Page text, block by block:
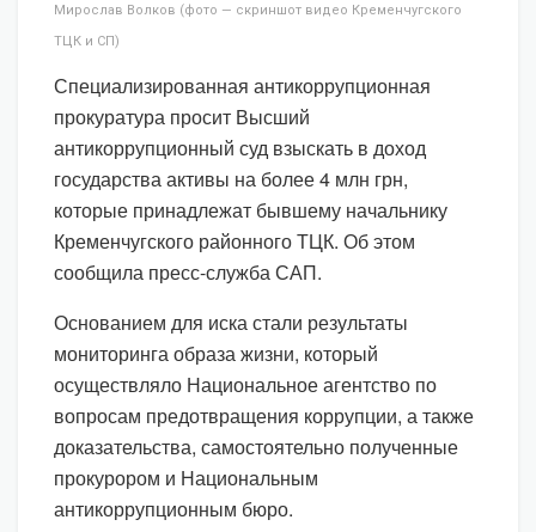
Мирослав Волков (фото — скриншот видео Кременчугского
ТЦК и СП)
Специализированная антикоррупционная
прокуратура просит Высший
антикоррупционный суд взыскать в доход
государства активы на более 4 млн грн,
которые принадлежат бывшему начальнику
Кременчугского районного ТЦК. Об этом
сообщила пресс-служба САП.
Основанием для иска стали результаты
мониторинга образа жизни, который
осуществляло Национальное агентство по
вопросам предотвращения коррупции, а также
доказательства, самостоятельно полученные
прокурором и Национальным
антикоррупционным бюро.